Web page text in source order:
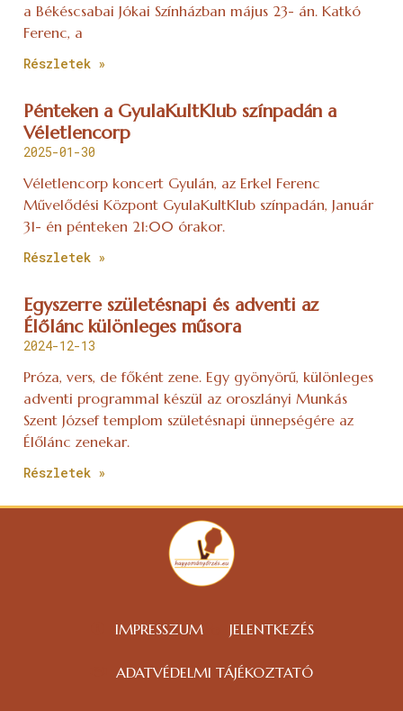
a Békéscsabai Jókai Színházban május 23- án. Katkó
Ferenc, a
Részletek »
Pénteken a GyulaKultKlub színpadán a
Véletlencorp
2025-01-30
Véletlencorp koncert Gyulán, az Erkel Ferenc
Művelődési Központ GyulaKultKlub színpadán, Január
31- én pénteken 21:00 órakor.
Részletek »
Egyszerre születésnapi és adventi az
Élőlánc különleges műsora
2024-12-13
Próza, vers, de főként zene. Egy gyönyörű, különleges
adventi programmal készül az oroszlányi Munkás
Szent József templom születésnapi ünnepségére az
Élőlánc zenekar.
Részletek »
IMPRESSZUM JELENTKEZÉS
ADATVÉDELMI TÁJÉKOZTATÓ